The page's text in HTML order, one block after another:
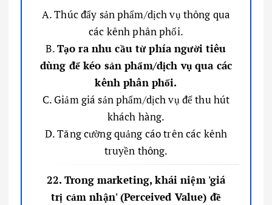
A. Thúc đẩy sản phẩm/dịch vụ thông qua
các kênh phân phối.
B.Tạo ra nhu cầu từ phía người tiêu
dùng để kéo sản phẩm/dịch vụ qua các
kênh phân phối.
C. Giảm giá sản phẩm/dịch vụ để thu hút
khách hàng.
D. Tăng cường quảng cáo trên các kênh
truyền thông.
22. Trong marketing, khái niệm 'giá
trị cảm nhận' (Perceived Value) đề